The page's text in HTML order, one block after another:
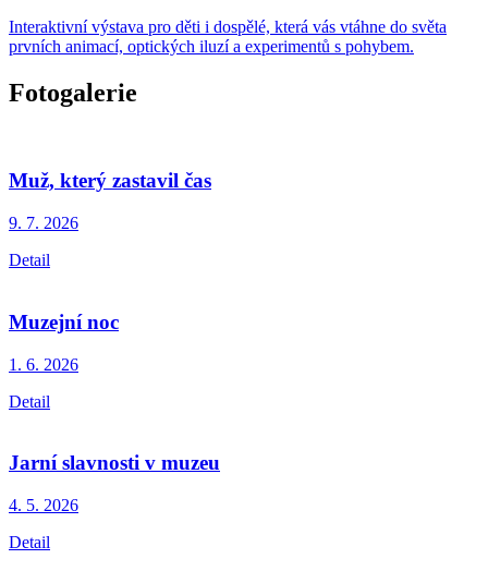
Interaktivní výstava pro děti i dospělé, která vás vtáhne do světa
prvních animací, optických iluzí a experimentů s pohybem.
Fotogalerie
Muž, který zastavil čas
9. 7. 2026
Detail
Muzejní noc
1. 6. 2026
Detail
Jarní slavnosti v muzeu
4. 5. 2026
Detail